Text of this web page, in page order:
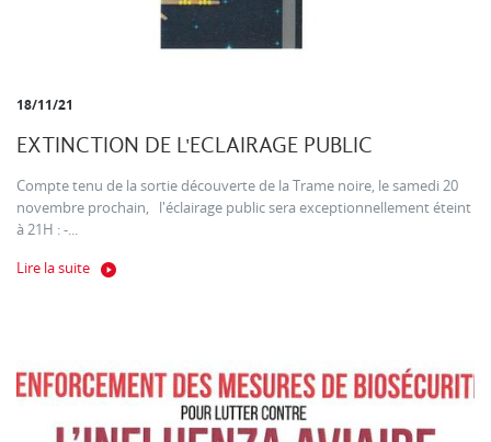
18/11/21
EXTINCTION DE L'ECLAIRAGE PUBLIC
Compte tenu de la sortie découverte de la Trame noire, le samedi 20
novembre prochain, l'éclairage public sera exceptionnellement éteint
à 21H : -...
Lire la suite